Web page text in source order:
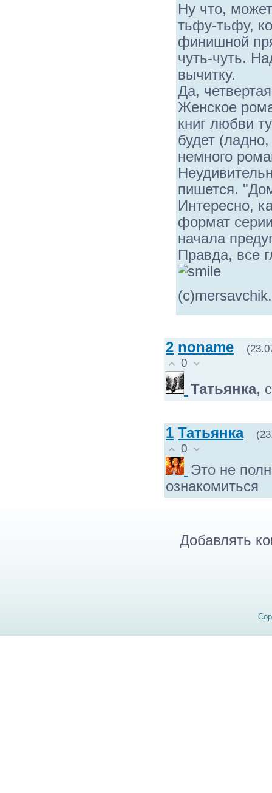
Ну что,
тьфу-тьфу,
финишной
чуть-чуть.
вычитку.
Да,
Женское
книг любви
будет
немного
пишется.
Интересно,
формат
начала
Правда, все
2 noname
0
Татьянка,
1 Татьянка
0
Это не
ознакомиться
Добавлять